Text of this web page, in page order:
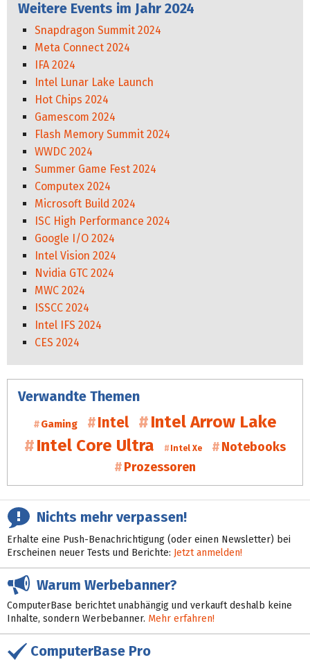
Weitere Events im Jahr 2024
Snapdragon Summit 2024
Meta Connect 2024
IFA 2024
Intel Lunar Lake Launch
Hot Chips 2024
Gamescom 2024
Flash Memory Summit 2024
WWDC 2024
Summer Game Fest 2024
Computex 2024
Microsoft Build 2024
ISC High Performance 2024
Google I/O 2024
Intel Vision 2024
Nvidia GTC 2024
MWC 2024
ISSCC 2024
Intel IFS 2024
CES 2024
Verwandte Themen
Gaming Intel
Intel Arrow Lake
Intel Core Ultra
Intel Xe
Notebooks
Prozessoren
Nichts mehr verpassen!
Erhalte eine Push-Benachrichtigung (oder einen Newsletter) bei
Erscheinen neuer Tests und Berichte: Jetzt anmelden!
Warum Werbebanner?
ComputerBase berichtet unabhängig und verkauft deshalb keine
Inhalte, sondern Werbebanner. Mehr erfahren!
ComputerBase Pro